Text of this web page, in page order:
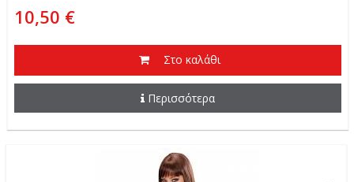
10,50 €
Στο καλάθι
Περισσότερα